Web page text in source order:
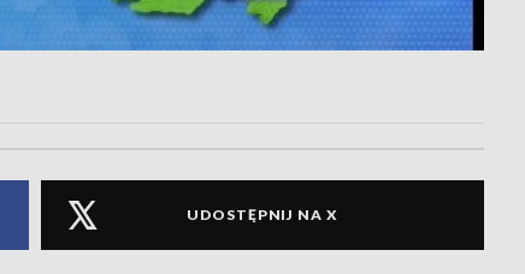
UDOSTĘPNIJ NA X